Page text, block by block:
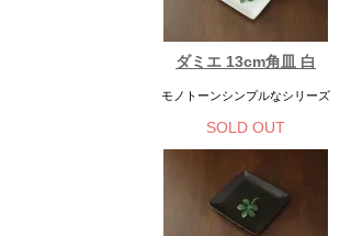
ダミエ 13cm角皿 白
モノトーンシンプルなシリーズ
SOLD OUT